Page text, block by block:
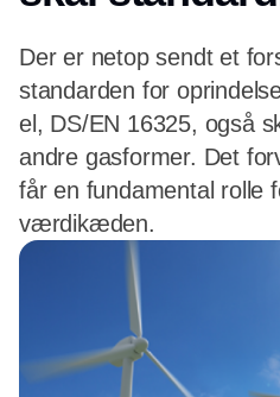
Der er netop sendt et
standarden for
el, DS/EN 16325, også
andre gasformer. Det
får en fundamental rolle
værdikæden.